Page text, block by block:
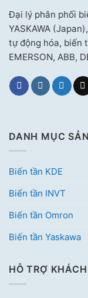
Đại lý phân phối
YASKAWA
tự động hóa, biến
EMERSON, ABB,
DANH MỤC
Biến tần KDE
Biến tần INVT
Biến tần Omron
Biến tần Yaskawa
HỖ TRỢ